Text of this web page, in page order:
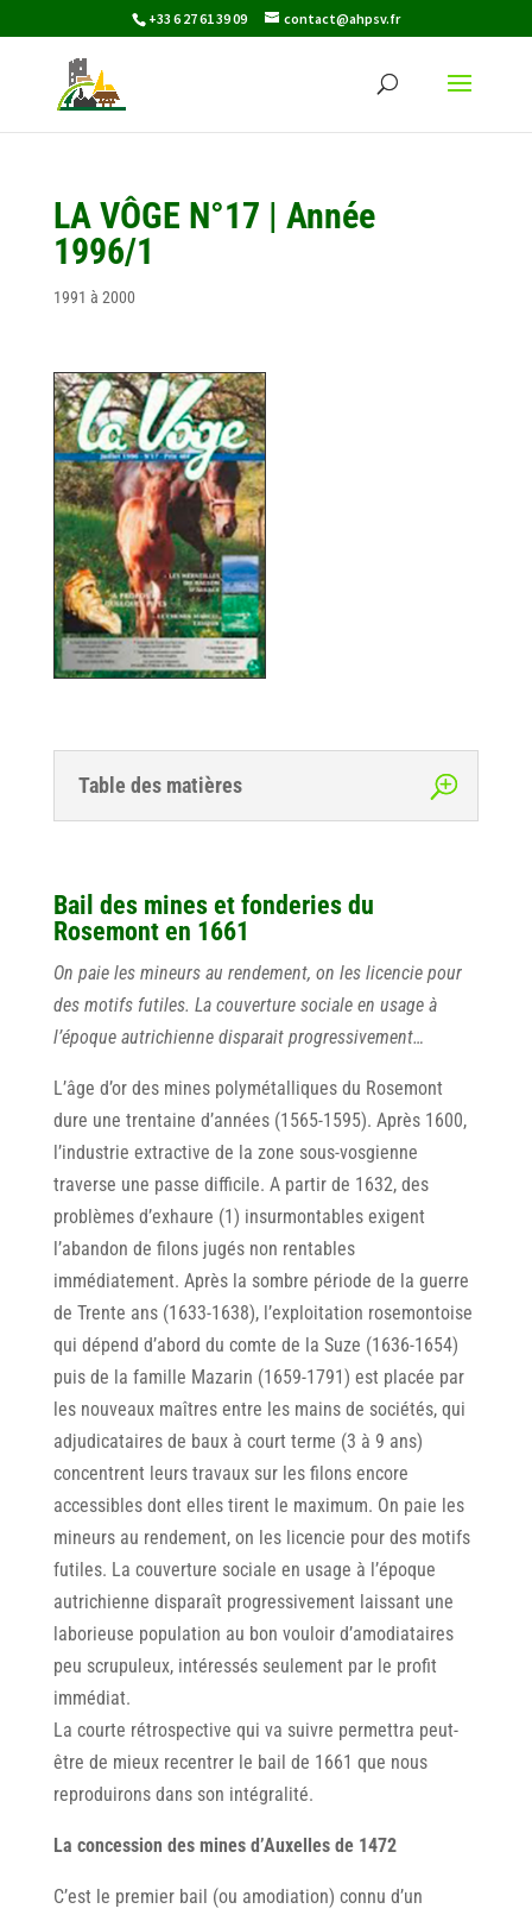
+33 6 27 61 39 09 contact@ahpsv.fr
LA VÔGE N°17 | Année
1996/1
1991 à 2000
Table des matières
Bail des mines et fonderies du
Rosemont en 1661
On paie les mineurs au rendement, on les licencie pour
des motifs futiles. La couverture sociale en usage à
l’époque autrichienne disparait progressivement…
L’âge d’or des mines polymétalliques du Rosemont
dure une trentaine d’années (1565-1595). Après 1600,
l’industrie extractive de la zone sous-vosgienne
traverse une passe difficile. A partir de 1632, des
problèmes d’exhaure (1) insurmontables exigent
l’abandon de filons jugés non rentables
immédiatement. Après la sombre période de la guerre
de Trente ans (1633-1638), l’exploitation rosemontoise
qui dépend d’abord du comte de la Suze (1636-1654)
puis de la famille Mazarin (1659-1791) est placée par
les nouveaux maîtres entre les mains de sociétés, qui
adjudicataires de baux à court terme (3 à 9 ans)
concentrent leurs travaux sur les filons encore
accessibles dont elles tirent le maximum. On paie les
mineurs au rendement, on les licencie pour des motifs
futiles. La couverture sociale en usage à l’époque
autrichienne disparaît progressivement laissant une
laborieuse population au bon vouloir d’amodiataires
peu scrupuleux, intéressés seulement par le profit
immédiat.
La courte rétrospective qui va suivre permettra peut-
être de mieux recentrer le bail de 1661 que nous
reproduirons dans son intégralité.
La concession des mines d’Auxelles de 1472
C’est le premier bail (ou amodiation) connu d’un